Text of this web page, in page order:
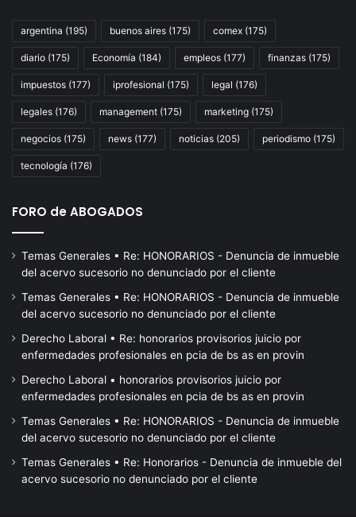
reestructurar
deuda
USD
350
argentina (195) buenos aires (175) comex (175)
diario (175) Economía (184) empleos (177) finanzas (175)
impuestos (177) iprofesional (175) legal (176)
legales (176) management (175) marketing (175)
negocios (175) news (177) noticias (205) periodismo (175)
tecnología (176)
FORO de ABOGADOS
Temas Generales • Re: HONORARIOS - Denuncia de inmueble
del acervo sucesorio no denunciado por el cliente
Temas Generales • Re: HONORARIOS - Denuncia de inmueble
del acervo sucesorio no denunciado por el cliente
Derecho Laboral • Re: honorarios provisorios juicio por
enfermedades profesionales en pcia de bs as en provin
Derecho Laboral • honorarios provisorios juicio por
enfermedades profesionales en pcia de bs as en provin
Temas Generales • Re: HONORARIOS - Denuncia de inmueble
del acervo sucesorio no denunciado por el cliente
Temas Generales • Re: Honorarios - Denuncia de inmueble del
acervo sucesorio no denunciado por el cliente